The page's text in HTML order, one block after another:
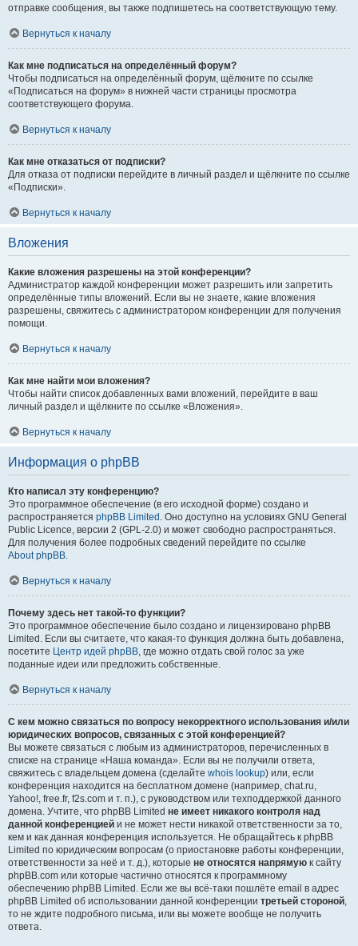
отправке сообщения, вы также подпишетесь на соответствующую тему.
Вернуться к началу
Как мне подписаться на определённый форум?
Чтобы подписаться на определённый форум, щёлкните по ссылке
«Подписаться на форум» в нижней части страницы просмотра
соответствующего форума.
Вернуться к началу
Как мне отказаться от подписки?
Для отказа от подписки перейдите в личный раздел и щёлкните по ссылке
«Подписки».
Вернуться к началу
Вложения
Какие вложения разрешены на этой конференции?
Администратор каждой конференции может разрешить или запретить
определённые типы вложений. Если вы не знаете, какие вложения
разрешены, свяжитесь с администратором конференции для получения
помощи.
Вернуться к началу
Как мне найти мои вложения?
Чтобы найти список добавленных вами вложений, перейдите в ваш
личный раздел и щёлкните по ссылке «Вложения».
Вернуться к началу
Информация о phpBB
Кто написал эту конференцию?
Это программное обеспечение (в его исходной форме) создано и
распространяется phpBB Limited . Оно доступно на условиях GNU General
Public Licence, версии 2 (GPL-2.0) и может свободно распространяться.
Для получения более подробных сведений перейдите по ссылке
About phpBB.
Вернуться к началу
Почему здесь нет такой-то функции?
Это программное обеспечение было создано и лицензировано phpBB
Limited. Если вы считаете, что какая-то функция должна быть добавлена,
посетите Центр идей phpBB, где можно отдать свой голос за уже
поданные идеи или предложить собственные.
Вернуться к началу
С кем можно связаться по вопросу некорректного использования и/или
юридических вопросов, связанных с этой конференцией?
Вы можете связаться с любым из администраторов, перечисленных в
списке на странице «Наша команда». Если вы не получили ответа,
свяжитесь с владельцем домена (сделайте whois lookup) или, если
конференция находится на бесплатном домене (например, chat.ru,
Yahoo!, free.fr, f2s.com и т. п.), с руководством или техподдержкой данного
домена. Учтите, что phpBB Limited не имеет никакого контроля над
данной конференцией и не может нести никакой ответственности за то,
кем и как данная конференция используется. Не обращайтесь к phpBB
Limited по юридическим вопросам (о приостановке работы конференции,
ответственности за неё и т. д.), которые не относятся напрямую к сайту
phpBB.com или которые частично относятся к программному
обеспечению phpBB Limited. Если же вы всё-таки пошлёте email в адрес
phpBB Limited об использовании данной конференции третьей стороной,
то не ждите подробного письма, или вы можете вообще не получить
ответа.